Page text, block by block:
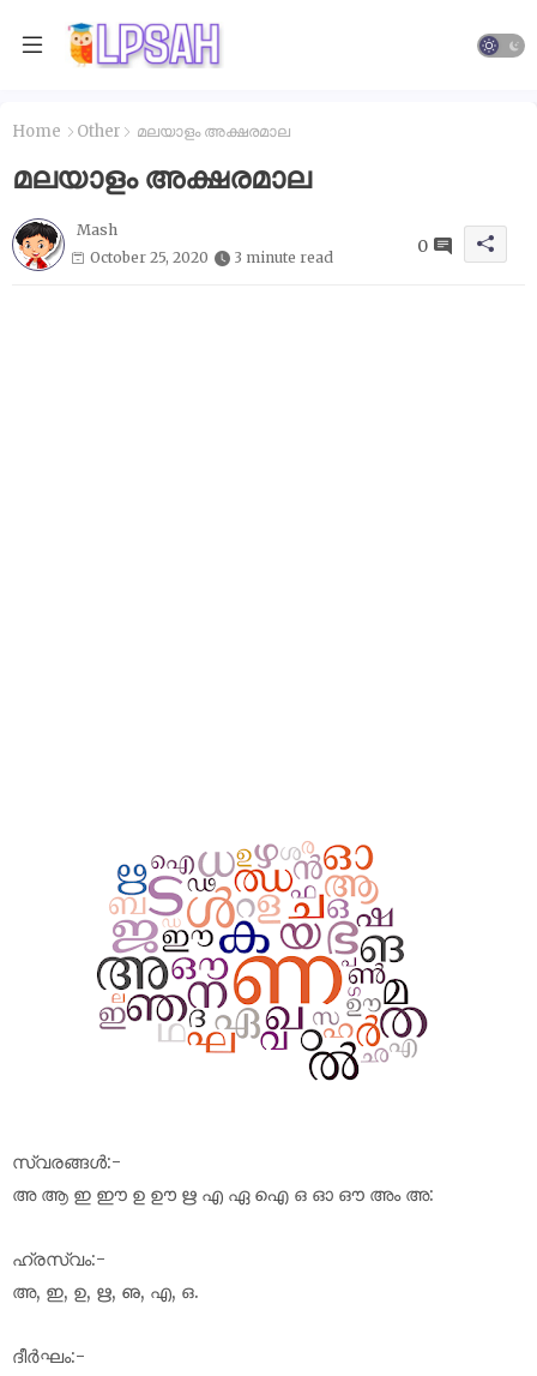
Home Other മലയാളം അക്ഷരമാല
മലയാളം അക്ഷരമാല
Mash
October 25, 2020
3 minute read
0
സ്വരങ്ങൾ:-
അ ആ ഇ ഈ ഉ ഊ ഋ എ ഏ ഐ ഒ ഓ ഔ അം അ:
ഹ്രസ്വം:-
അ, ഇ, ഉ, ഋ, ഌ, എ, ഒ.
ദീർഘം:-